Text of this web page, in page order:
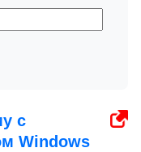
с
Windows